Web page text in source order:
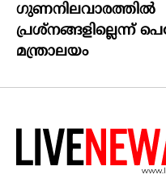
ഗുണനിലവാരത്തില്‍
പ്രശ്‌നങ്ങളില്ലെന്ന്
മന്ത്രാലയം